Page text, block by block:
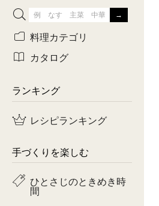
料理カテゴリ
カタログ
ランキング
レシピランキング
手づくりを楽しむ
ひとさじのときめき時
間